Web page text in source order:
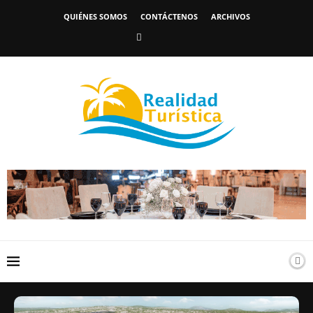
QUIÉNES SOMOS CONTÁCTENOS ARCHIVOS